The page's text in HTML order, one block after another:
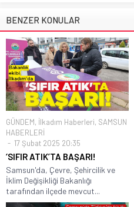
BENZER KONULAR
GÜNDEM, İlkadım Haberleri, SAMSUN
HABERLERİ
17 Şubat 2025 20:35
‘SIFIR ATIK’TA BAŞARI!
Samsun'da, Çevre, Şehircilik ve
İklim Değişikliği Bakanlığı
tarafından ilçede mevcut...